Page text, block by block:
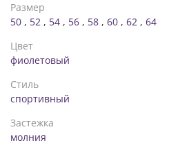
Размер
50 , 52 , 54 , 56 , 58 , 60 , 62 , 64
Цвет
фиолетовый
Стиль
спортивный
Застежка
молния